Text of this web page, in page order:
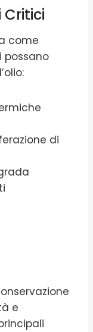
come
possano
di
e